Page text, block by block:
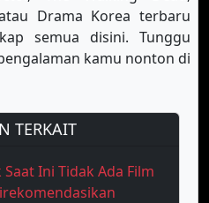
Drama Korea terbaru
semua disini. Tunggu
kamu nonton di
TERKAIT
Ini Tidak Ada Film